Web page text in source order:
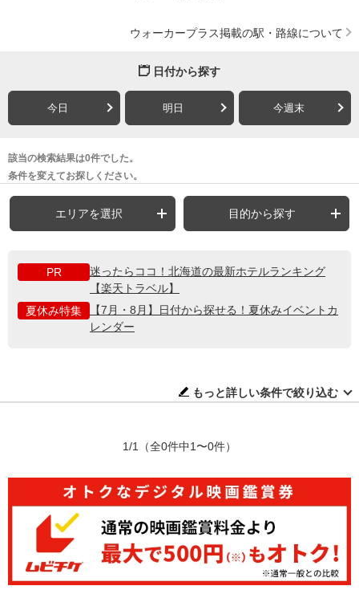
ウォーカープラス掲載の駅・路線について
日付から探す
今日 明日 今週末
該当の検索結果は0件でした。
条件を変えてお探しください。
エリアを選択 目的から探す
PR
迷ったらココ！北海道の最新ホテルランキング
【楽天トラベル】
夏休み特集
【7月・8月】日付から探せる！夏休みイベントカ
レンダー
もっと詳しい条件で絞り込む
1/1 （全0件中1〜0件）